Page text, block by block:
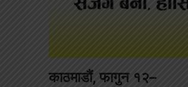
काठमाडौं, फागुन १२–